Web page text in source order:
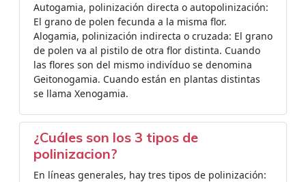
Autogamia, polinización directa o autopolinización:
El grano de polen fecunda a la misma flor.
Alogamia, polinización indirecta o cruzada: El grano
de polen va al pistilo de otra flor distinta. Cuando
las flores son del mismo indivíduo se denomina
Geitonogamia. Cuando están en plantas distintas
se llama Xenogamia.
¿Cuáles son los 3 tipos de
polinizacion?
En líneas generales, hay tres tipos de polinización: